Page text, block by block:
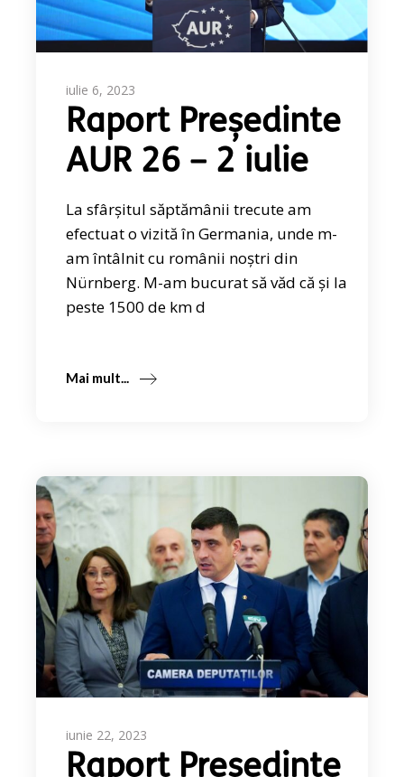
iulie 6, 2023
Raport Președinte
AUR 26 – 2 iulie
La sfârșitul săptămânii trecute am
efectuat o vizită în Germania, unde m-
am întâlnit cu românii noștri din
Nürnberg. M-am bucurat să văd că și la
peste 1500 de km d
Mai mult...
iunie 22, 2023
Raport Președinte